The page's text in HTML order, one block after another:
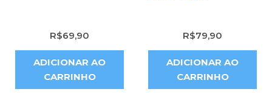
R$69,90
ADICIONAR AO
CARRINHO
R$79,90
ADICIONAR AO
CARRINHO